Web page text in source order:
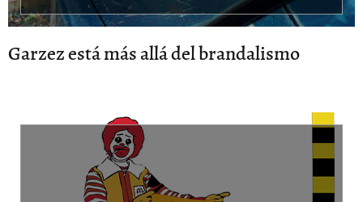
Garzez está más allá del brandalismo